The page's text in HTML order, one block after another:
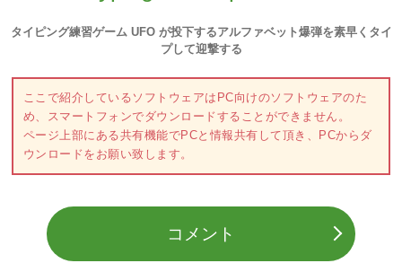
タイピング練習ゲーム UFO が投下するアルファベット爆弾を素早くタイ
プして迎撃する
ここで紹介しているソフトウェアはPC向けのソフトウェアのた
め、スマートフォンでダウンロードすることができません。
ページ上部にある共有機能でPCと情報共有して頂き、PCからダ
ウンロードをお願い致します。
コメント